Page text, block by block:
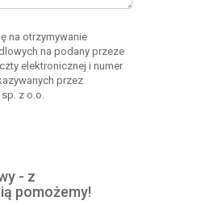
na otrzymywanie
na podany przeze
elektronicznej i numer
przez
z o.o.
- z
pomożemy!